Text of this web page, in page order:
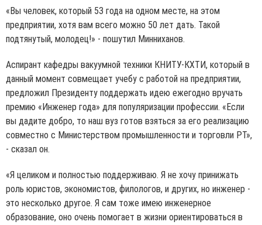
«Вы человек, который 53 года на одном месте, на этом
предприятии, хотя вам всего можно 50 лет дать. Такой
подтянутый, молодец!» - пошутил Минниханов.
Аспирант кафедры вакуумной техники КНИТУ-КХТИ, который в
данный момент совмещает учебу с работой на предприятии,
предложил Президенту поддержать идею ежегодно вручать
премию «Инженер года» для популяризации профессии. «Если
вы дадите добро, то наш вуз готов взяться за его реализацию
совместно с Министерством промышленности и торговли РТ»,
- сказал он.
«Я целиком и полностью поддерживаю. Я не хочу принижать
роль юристов, экономистов, филологов, и других, но инженер -
это несколько другое. Я сам тоже имею инженерное
образование, оно очень помогает в жизни ориентироваться в